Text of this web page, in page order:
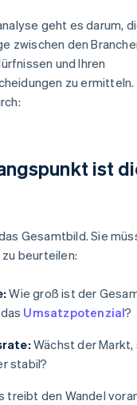
geht es darum,
zwischen den
und Ihren
zu ermitteln.
ist
Gesamtbild. Sie
beurteilen:
Wie groß ist der
Umsatzpotenzial?
Wächst der
stabil?
treibt den Wandel